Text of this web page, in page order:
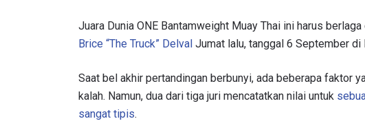
Juara Dunia ONE Bantamweight Muay Thai ini harus
Brice “The Truck” Delval Jumat lalu, tanggal 6 September di
Saat bel akhir pertandingan berbunyi, ada beberapa faktor
kalah. Namun, dua dari tiga juri mencatatkan nilai untuk
sangat tipis.